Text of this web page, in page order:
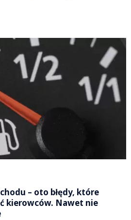
– oto błędy, które
kierowców. Nawet nie